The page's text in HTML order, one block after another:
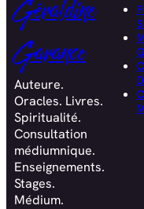
Géraldine
Garance
Auteure.
Oracles. Livres.
Spiritualité.
Consultation
médiumnique.
Enseignements.
Stages.
Médium.